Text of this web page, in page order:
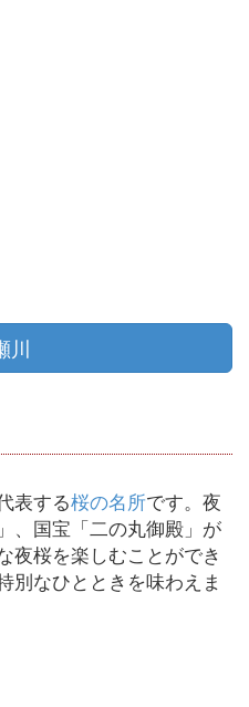
川
表する桜の名所です。夜
、国宝「二の丸御殿」が
夜桜を楽しむことができ
別なひとときを味わえま